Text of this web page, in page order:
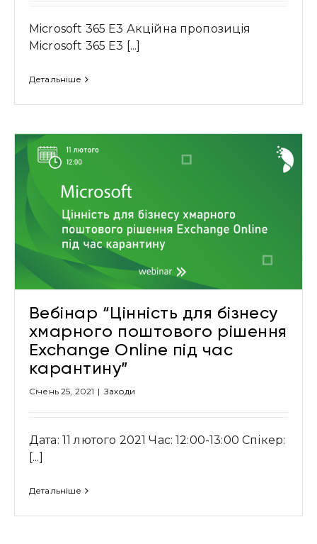
Microsoft 365 E3 Акційна пропозиція
Microsoft 365 E3 [...]
Детальніше
Вебінар “Цінність для бізнесу
хмарного поштового рішення
Exchange Online під час
карантину”
Січень 25, 2021 | Заходи
Дата: 11 лютого 2021 Час: 12:00-13:00 Спікер:
[...]
Детальніше